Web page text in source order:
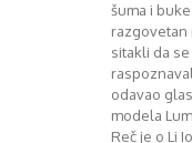
šuma i
razgovetan
sitakli da
odavao
modela
Reč je o Li